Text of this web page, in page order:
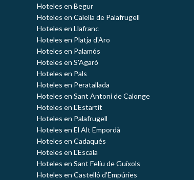
Hoteles en Begur
Hoteles en Calella de Palafrugell
Hoteles en Llafranc
Hoteles en Platja d'Aro
Hoteles en Palamós
Hoteles en S'Agaró
Hoteles en Pals
Hoteles en Peratallada
Hoteles en Sant Antoni de Calonge
Hoteles en L'Estartit
Hoteles en Palafrugell
Hoteles en El Alt Empordà
Hoteles en Cadaqués
Hoteles en L'Escala
Hoteles en Sant Feliu de Guíxols
Hoteles en Castelló d'Empúries